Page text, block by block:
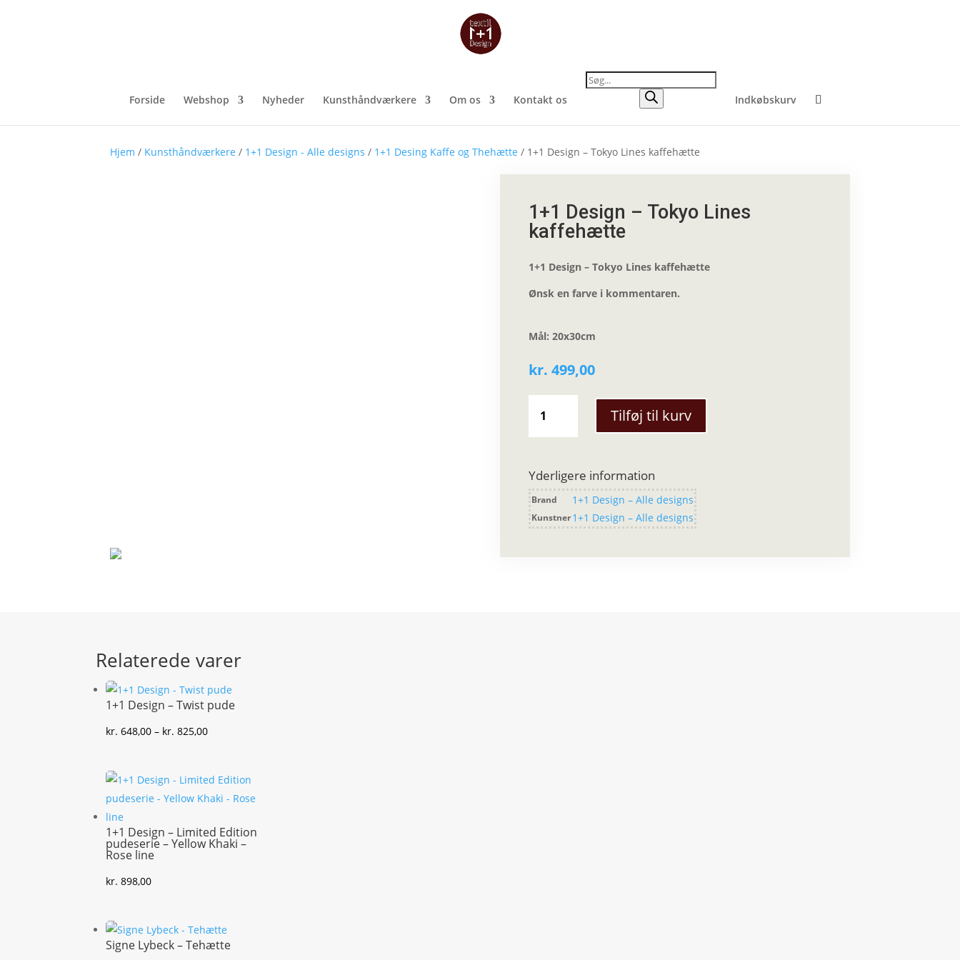
Forside Webshop Nyheder Kunsthåndværkere Om os Kontakt os
Products
search
Indkøbskurv
Hjem / Kunsthåndværkere / 1+1 Design - Alle designs / 1+1 Desing Kaffe og Thehætte / 1+1 Design – Tokyo Lines kaffehætte
1+1 Design – Tokyo Lines
kaffehætte
1+1 Design – Tokyo Lines kaffehætte
Ønsk en farve i kommentaren.
Mål: 20x30cm
kr. 499,00
Design
-
Lines
kaffehætte
antal
Tilføj til kurv
Yderligere information
Brand 1+1 Design – Alle designs
Kunstner1+1 Design – Alle designs
Relaterede varer
1+1 Design – Twist pude
kr. 648,00 – kr. 825,00Prisinterval:
kr. 825,00
1+1 Design – Limited Edition
pudeserie – Yellow Khaki –
Rose line
kr. 898,00
Signe Lybeck – Tehætte